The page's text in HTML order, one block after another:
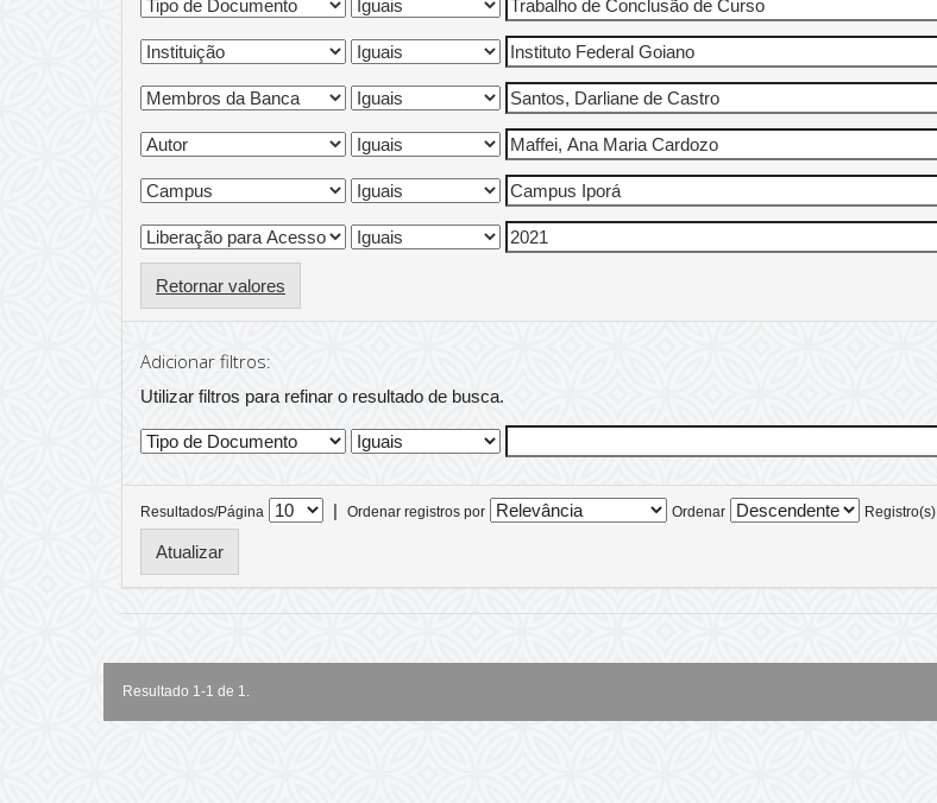
Retornar valores
Adicionar filtros:
Utilizar filtros para refinar o resultado de busca.
Resultados/Página | Ordenar registros por Ordenar Registro(s)
Resultado 1-1 de 1.